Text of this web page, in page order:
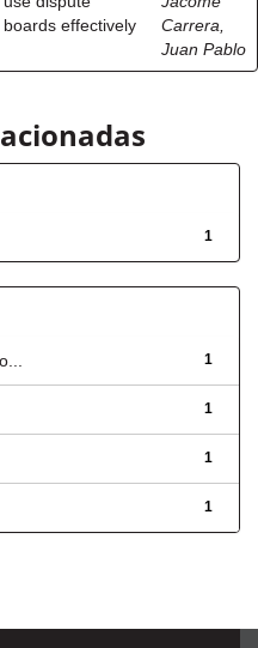
boards effectively
Carrera,
Juan Pablo
1
1
1
1
1